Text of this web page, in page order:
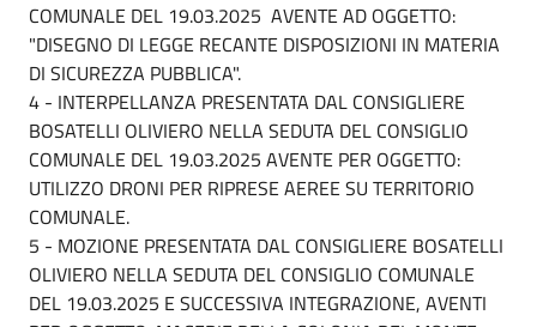
COMUNALE DEL 19.03.2025 AVENTE AD OGGETTO:
"DISEGNO DI LEGGE RECANTE DISPOSIZIONI IN MATERIA
DI SICUREZZA PUBBLICA".
4 - INTERPELLANZA PRESENTATA DAL CONSIGLIERE
BOSATELLI OLIVIERO NELLA SEDUTA DEL CONSIGLIO
COMUNALE DEL 19.03.2025 AVENTE PER OGGETTO:
UTILIZZO DRONI PER RIPRESE AEREE SU TERRITORIO
COMUNALE.
5 - MOZIONE PRESENTATA DAL CONSIGLIERE BOSATELLI
OLIVIERO NELLA SEDUTA DEL CONSIGLIO COMUNALE
DEL 19.03.2025 E SUCCESSIVA INTEGRAZIONE, AVENTI